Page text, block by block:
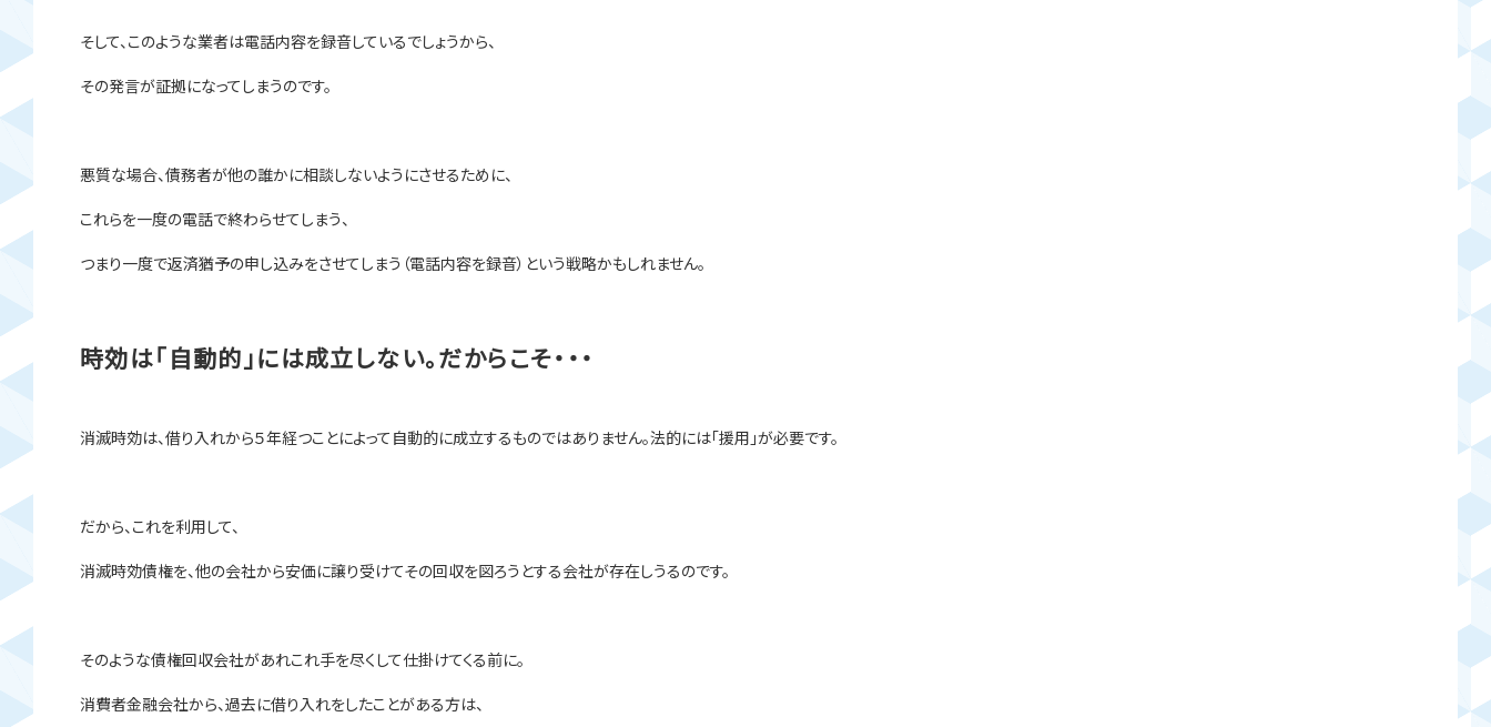
そして、このような業者は電話内容を録音しているでしょうから、
その発言が証拠になってしまうのです。
悪質な場合、債務者が他の誰かに相談しないようにさせるために、
これらを一度の電話で終わらせてしまう、
つまり一度で返済猶予の申し込みをさせてしまう（電話内容を録音）という戦略かもしれません。
時効は「自動的」には成立しない。だからこそ・・・
消滅時効は、借り入れから５年経つことによって自動的に成立するものではありません。法的には「援用」が必要です。
だから、これを利用して、
消滅時効債権を、他の会社から安価に譲り受けてその回収を図ろうとする会社が存在しうるのです。
そのような債権回収会社があれこれ手を尽くして仕掛けてくる前に。
消費者金融会社から、過去に借り入れをしたことがある方は、